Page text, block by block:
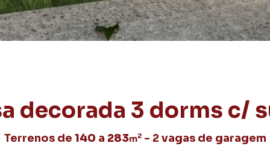
decorada 3 dorms c/
Terrenos de 140 a 283m2- 2 vagas de garagem